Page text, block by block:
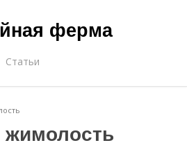
ферма
Статьи